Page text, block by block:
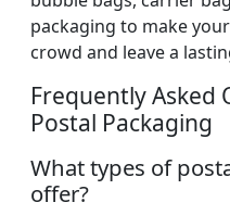
packaging to make
crowd and leave a
Frequently Asked
Postal Packaging
What types of
offer?